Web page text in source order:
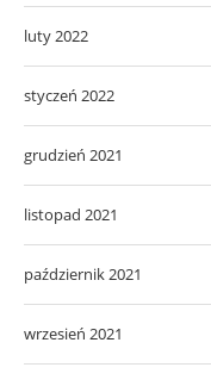
luty 2022
styczeń 2022
grudzień 2021
listopad 2021
październik 2021
wrzesień 2021